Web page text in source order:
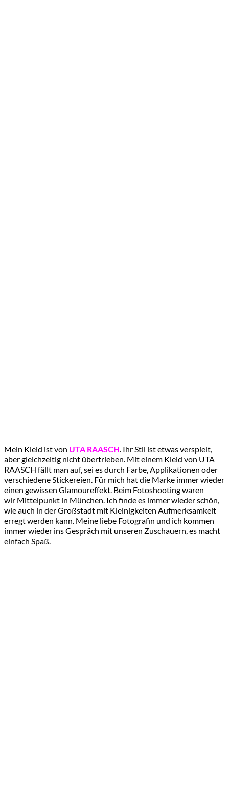
Mein Kleid ist von UTA RAASCH . Ihr Stil ist etwas verspielt,
aber gleichzeitig nicht übertrieben. Mit einem Kleid von UTA
RAASCH fällt man auf, sei es durch Farbe, Applikationen oder
verschiedene Stickereien. Für mich hat die Marke immer wieder
einen gewissen Glamoureffekt. Beim Fotoshooting waren
wir Mittelpunkt in München. Ich finde es immer wieder schön,
wie auch in der Großstadt mit Kleinigkeiten Aufmerksamkeit
erregt werden kann. Meine liebe Fotografin und ich kommen
immer wieder ins Gespräch mit unseren Zuschauern, es macht
einfach Spaß.